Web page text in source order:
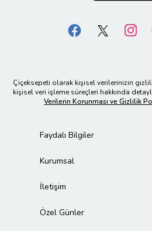
Çiçeksepeti olarak kişisel verilerinizin
kişisel veri işleme süreçleri hakkında
Verilerin Korunması ve Gizlilik
Faydalı Bilgiler
Kurumsal
İletişim
Özel Günler